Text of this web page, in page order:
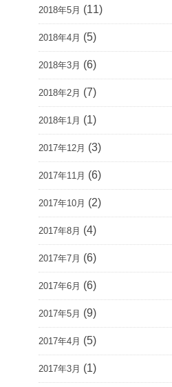
2018年5月 (11)
2018年4月 (5)
2018年3月 (6)
2018年2月 (7)
2018年1月 (1)
2017年12月 (3)
2017年11月 (6)
2017年10月 (2)
2017年8月 (4)
2017年7月 (6)
2017年6月 (6)
2017年5月 (9)
2017年4月 (5)
2017年3月 (1)